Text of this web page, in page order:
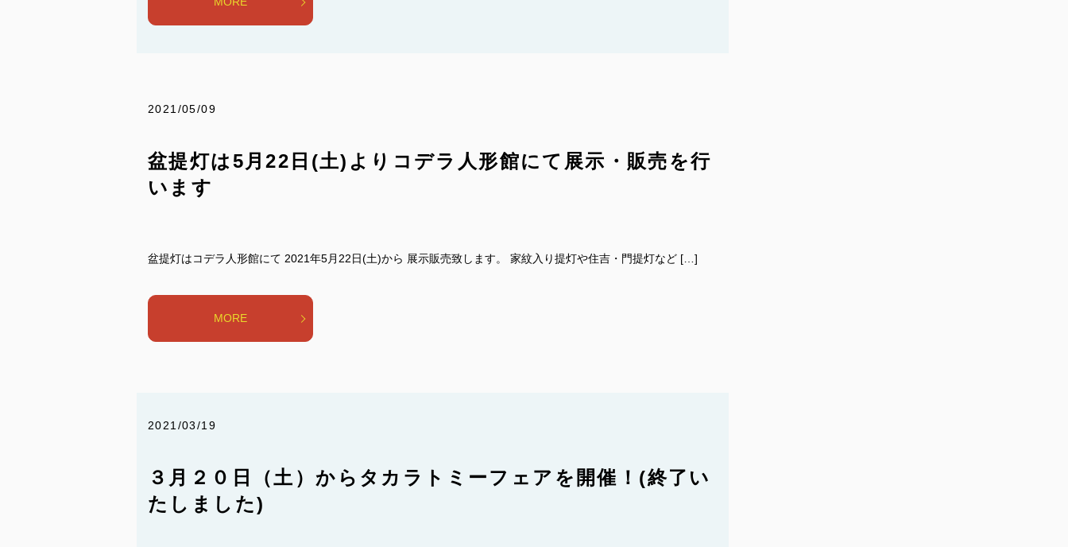
2021/05/09
盆提灯は5月22日(土)よりコデラ人形館にて展示・販売を行
います
盆提灯はコデラ人形館にて 2021年5月22日(土)から 展示販売致します。 家紋入り提灯や住吉・門提灯など […]
MORE
2021/03/19
３月２０日（土）からタカラトミーフェアを開催！(終了い
たしました)